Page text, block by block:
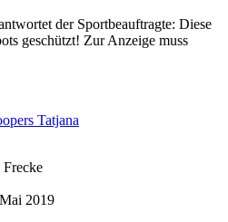
der Sportbeauftragte: Diese
geschützt! Zur Anzeige muss
2019